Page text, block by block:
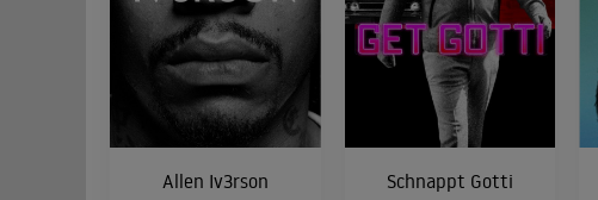
Allen Iv3rson Schnappt Gotti